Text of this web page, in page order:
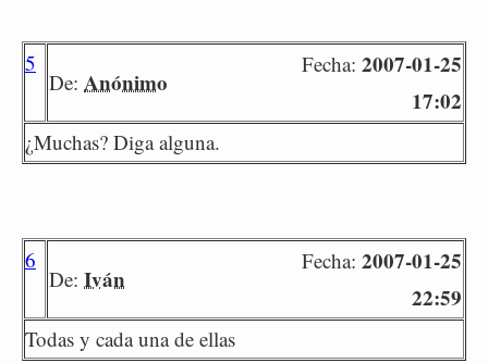
5
De: Anónimo
Fecha: 2007-01-25
17:02
¿Muchas? Diga alguna.
6
De: Iván
Fecha: 2007-01-25
22:59
Todas y cada una de ellas